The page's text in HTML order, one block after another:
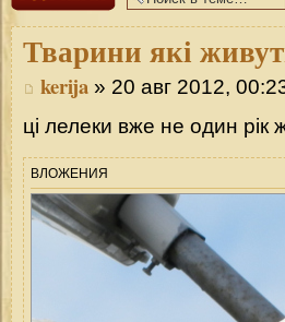
Тварини які
kerija » 20 авг 2012,
ці лелеки вже не один рік
ВЛОЖЕНИЯ